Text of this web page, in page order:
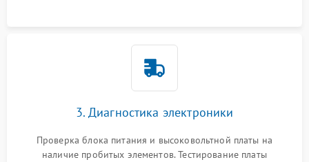
3. Диагностика электроники
Проверка блока питания и высоковольтной платы на
наличие пробитых элементов. Тестирование платы